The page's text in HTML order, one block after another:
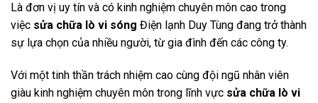
Là đơn vị uy tín và có kinh nghiệm chuyên môn cao trong
việc sửa chữa lò vi sóng Điện lạnh Duy Tùng đang trở thành
sự lựa chọn của nhiều người, từ gia đình đến các công ty.
Với một tinh thần trách nhiệm cao cùng đội ngũ nhân viên
giàu kinh nghiệm chuyên môn trong lĩnh vực sửa chữa lò vi